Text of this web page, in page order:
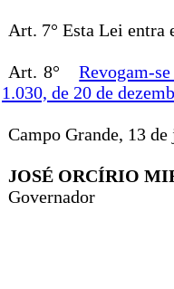
Art. 7° Esta Lei entra
Art. 8°
Revogam-
1.030, de 20 de
Campo Grande, 13
JOSÉ ORCÍRIO
Governador